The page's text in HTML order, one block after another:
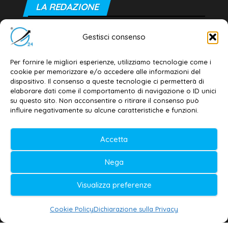
Gestisci consenso
Per fornire le migliori esperienze, utilizziamo tecnologie come i
cookie per memorizzare e/o accedere alle informazioni del
dispositivo. Il consenso a queste tecnologie ci permetterà di
elaborare dati come il comportamento di navigazione o ID unici
su questo sito. Non acconsentire o ritirare il consenso può
influire negativamente su alcune caratteristiche e funzioni.
Accetta
Nega
Visualizza preferenze
Cookie PolicyDichiarazione sulla Privacy
LA REDAZIONE
Editore e direttore responsabile:
Dott. Daniele G. Masciullo
Email: redazione@galatina24.it
Contatti –Disclaimer
Privacy policy –Cookie policy
Testata iscritta al n. 11/2020 Registro della
Stampa Tribunale di Lecce
Editore e direttore responsabile:
Daniele G. Masciullo